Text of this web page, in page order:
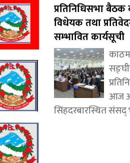
प्रतिनिधिसभा बैठक
विधेयक तथा
सम्भावित कार्यसूची
आज
सिंहदरबारस्थित